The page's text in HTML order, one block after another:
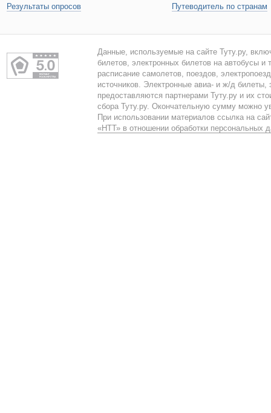
Результаты опросов
Путеводитель по странам
Данные, используемые на сайте Туту.ру,
билетов, электронных билетов на автобусы и
расписание самолетов, поездов,
источников. Электронные авиа- и ж/д билеты,
предоставляются партнерами Туту.ру и их
сбора Туту.ру. Окончательную сумму можно
При использовании материалов ссылка на
«НТТ» в отношении обработки персональных